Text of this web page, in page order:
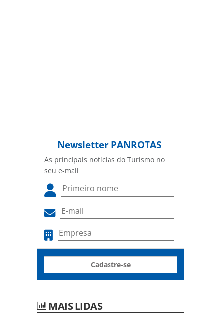
Newsletter PANROTAS
As principais notícias do Turismo no
seu e-mail
Cadastre-se
MAIS LIDAS